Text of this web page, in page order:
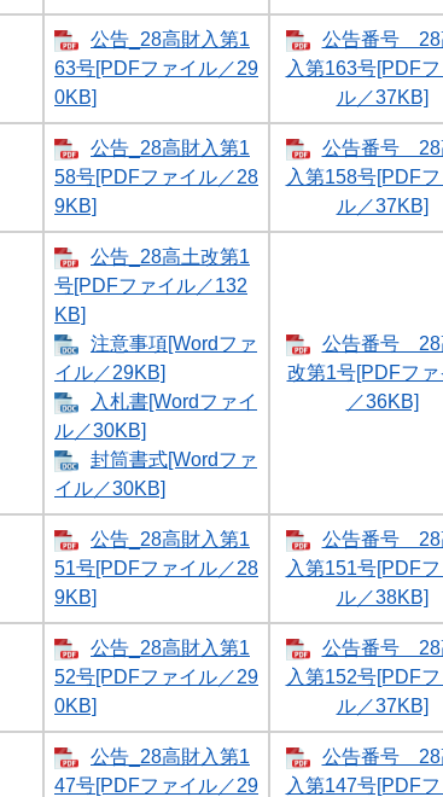
公告_28高財入第1
63号[PDFファイル／29
0KB]
公告番号 28
入第163号[PDFフ
ル／37KB]
公告_28高財入第1
58号[PDFファイル／28
9KB]
公告番号 28
入第158号[PDFフ
ル／37KB]
公告_28高土改第1
号[PDFファイル／132
KB]
注意事項[Wordファ
イル／29KB]
入札書[Wordファイ
ル／30KB]
封筒書式[Wordファ
イル／30KB]
公告番号 28
改第1号[PDFファ
／36KB]
公告_28高財入第1
51号[PDFファイル／28
9KB]
公告番号 28
入第151号[PDFフ
ル／38KB]
公告_28高財入第1
52号[PDFファイル／29
0KB]
公告番号 28
入第152号[PDFフ
ル／37KB]
公告_28高財入第1
47号[PDFファイル／29
公告番号 28
入第147号[PDFフ